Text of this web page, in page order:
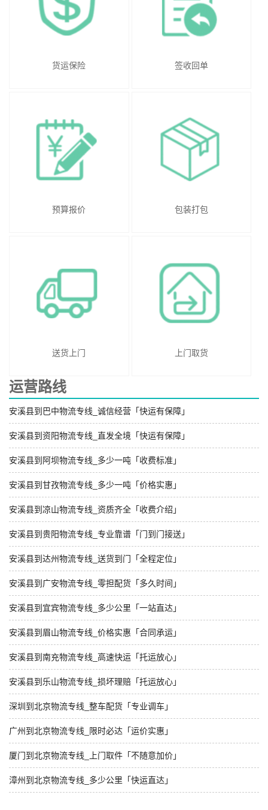
货运保险 签收回单
预算报价 包装打包
送货上门 上门取货
运营路线
安溪县到巴中物流专线_诚信经营「快运有保障」
安溪县到资阳物流专线_直发全境「快运有保障」
安溪县到阿坝物流专线_多少一吨「收费标准」
安溪县到甘孜物流专线_多少一吨「价格实惠」
安溪县到凉山物流专线_资质齐全「收费介绍」
安溪县到贵阳物流专线_专业靠谱「门到门接送」
安溪县到达州物流专线_送货到门「全程定位」
安溪县到广安物流专线_零担配货「多久时间」
安溪县到宜宾物流专线_多少公里「一站直达」
安溪县到眉山物流专线_价格实惠「合同承运」
安溪县到南充物流专线_高速快运「托运放心」
安溪县到乐山物流专线_损坏理赔「托运放心」
深圳到北京物流专线_整车配货「专业调车」
广州到北京物流专线_限时必达「运价实惠」
厦门到北京物流专线_上门取件「不随意加价」
漳州到北京物流专线_多少公里「快运直达」